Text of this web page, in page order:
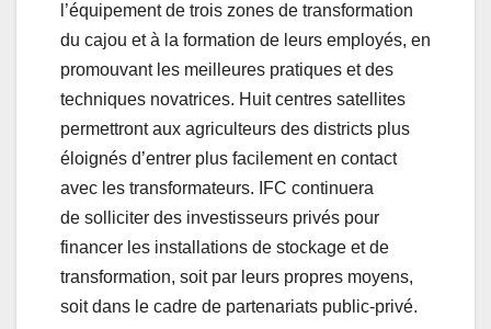
l’équipement de trois zones de transformation
du cajou et à la formation de leurs employés, en
promouvant les meilleures pratiques et des
techniques novatrices. Huit centres satellites
permettront aux agriculteurs des districts plus
éloignés d’entrer plus facilement en contact
avec les transformateurs. IFC continuera
de solliciter des investisseurs privés pour
financer les installations de stockage et de
transformation, soit par leurs propres moyens,
soit dans le cadre de partenariats public-privé.